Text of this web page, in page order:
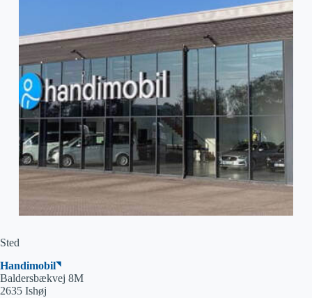
Sted
Handimobil
Baldersbækvej 8M
2635 Ishøj